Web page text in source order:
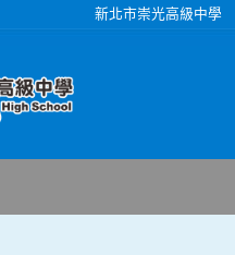
新北市崇光高級中學